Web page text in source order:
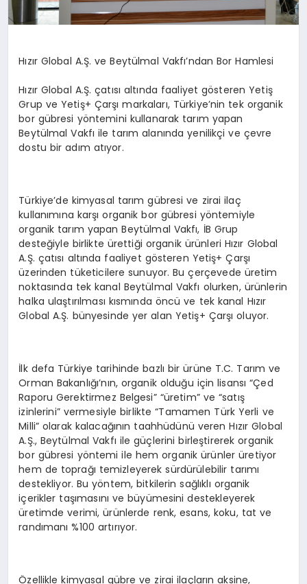
TEKNOLOJI
Hızır Global A.Ş. ve Beytülmal Vakfı’ndan Bor Hamlesi
Hızır Global A.Ş. çatısı altında faaliyet gösteren Yetiş
Grup ve Yetiş+ Çarşı markaları, Türkiye’nin tek organik
bor gübresi yöntemini kullanarak tarım yapan
Beytülmal Vakfı ile tarım alanında yenilikçi ve çevre
dostu bir adım atıyor.
Türkiye’de kimyasal tarım gübresi ve zirai ilaç
kullanımına karşı organik bor gübresi yöntemiyle
organik tarım yapan Beytülmal Vakfı, İB Grup
desteğiyle birlikte ürettiği organik ürünleri Hızır Global
A.Ş. çatısı altında faaliyet gösteren Yetiş+ Çarşı
üzerinden tüketicilere sunuyor. Bu çerçevede üretim
noktasında tek kanal Beytülmal Vakfı olurken, ürünlerin
halka ulaştırılması kısmında öncü ve tek kanal Hızır
Global A.Ş. bünyesinde yer alan Yetiş+ Çarşı oluyor.
İlk defa Türkiye tarihinde bazlı bir ürüne T.C. Tarım ve
Orman Bakanlığı’nın, organik olduğu için lisansı “Çed
Raporu Gerektirmez Belgesi” “üretim” ve “satış
izinlerini” vermesiyle birlikte “Tamamen Türk Yerli ve
Milli” olarak kalacağının taahhüdünü veren Hızır Global
A.Ş., Beytülmal Vakfı ile güçlerini birleştirerek organik
bor gübresi yöntemi ile hem organik ürünler üretiyor
hem de toprağı temizleyerek sürdürülebilir tarımı
destekliyor. Bu yöntem, bitkilerin sağlıklı organik
içerikler taşımasını ve büyümesini destekleyerek
üretimde verimi, ürünlerde renk, esans, koku, tat ve
randımanı %100 artırıyor.
Özellikle kimyasal gübre ve zirai ilaçların aksine,